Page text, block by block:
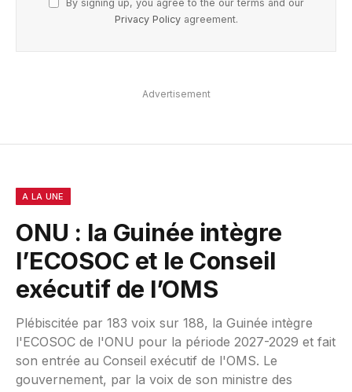
By signing up, you agree to the our terms and our
Privacy Policyagreement.
Advertisement
A LA UNE
ONU : la Guinée intègre
l’ECOSOC et le Conseil
exécutif de l’OMS
Plébiscitée par 183 voix sur 188, la Guinée intègre
l'ECOSOC de l'ONU pour la période 2027-2029 et fait
son entrée au Conseil exécutif de l'OMS. Le
gouvernement, par la voix de son ministre des